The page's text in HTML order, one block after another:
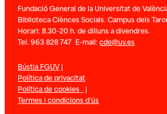
Fundació General de la Universitat de
Biblioteca Ciènces Socials. Campus dels
Horari: 8.30-20 h. de dilluns a divendres.
Tel. 963 828 747 E-mail:cde@uv.es
Bústia FGUV|
Política de privacitat
Política de cookies |
Termes i condicions d’ús